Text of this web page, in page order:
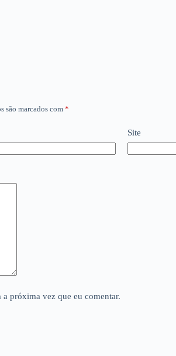
são marcados com *
Site
a próxima vez que eu comentar.